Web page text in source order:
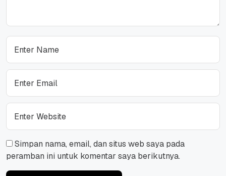
Simpan nama, email, dan situs web saya pada
peramban ini untuk komentar saya berikutnya.